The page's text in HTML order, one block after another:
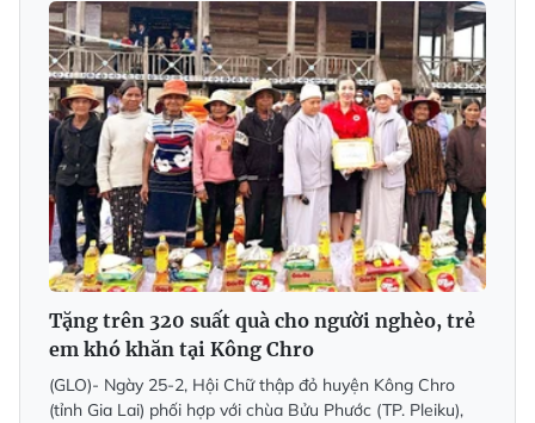
Tặng trên 320 suất quà cho người nghèo, trẻ
em khó khăn tại Kông Chro
(GLO)- Ngày 25-2, Hội Chữ thập đỏ huyện Kông Chro
(tỉnh Gia Lai) phối hợp với chùa Bửu Phước (TP. Pleiku),